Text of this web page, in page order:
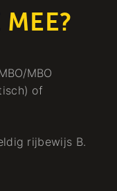
MBO
of
rijbewijs B.